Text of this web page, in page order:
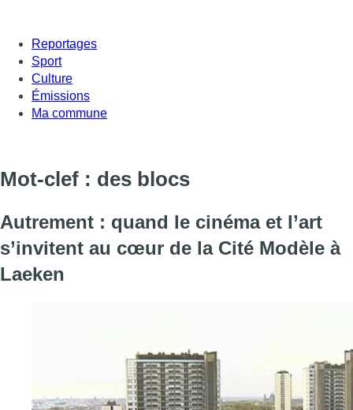
Reportages
Sport
Culture
Émissions
Ma commune
Mot-clef : des blocs
Autrement : quand le cinéma et l’art
s’invitent au cœur de la Cité Modèle à
Laeken